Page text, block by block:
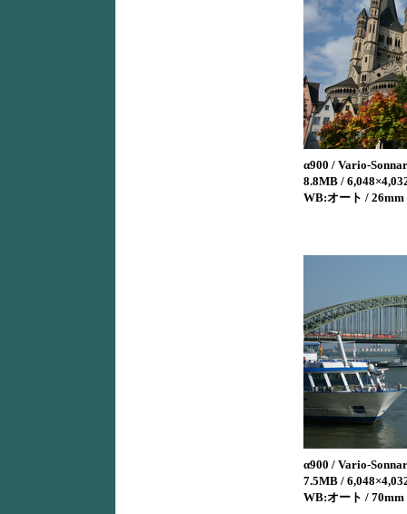
α900 / Vario-
8.8MB /
WB:オート / 26mm
α900 / Vario-
7.5MB /
WB:オート / 70mm